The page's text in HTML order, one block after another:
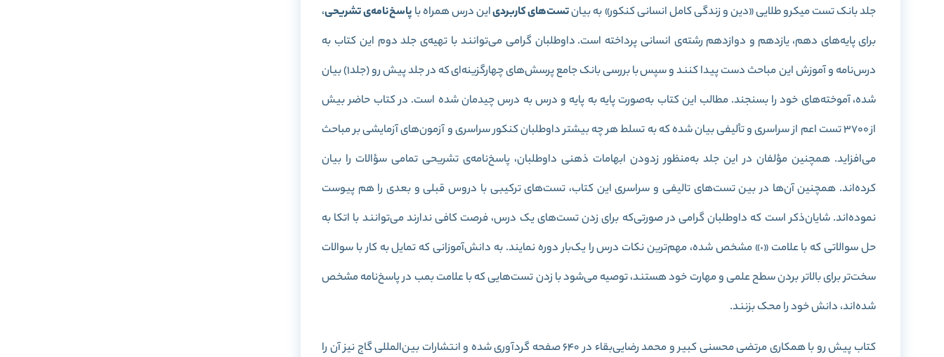
جلد بانک تست میکرو طلایی «دین و زندگی کامل انسانی کنکور» به بیانتست‌های کاربردیاین درس همراه با پاسخ‌نامه‌ی تشریحی،
برایپایه‌‌های دهم، یازدهم و دوازدهم رشته‌‌ی انسانی پرداخته است. داوطلبان گرامی می‌توانند با تهیه‌ی جلد دوم این کتاب به
درس‌نامه و آموزش این مباحث دست پیدا کنند و سپس با بررسی بانک جامع پرسش‌های چهارگزینه‌ای که در جلد پیش رو (جلد1) بیان
شده، آموخته‌های خود را بسنجند. مطالب این کتاب به‌صورت پایه به پایه و درس به درس چیدمان شده است. در کتاب حاضر بیش
از 3700 تست اعم از سراسری و تألیفی بیان شده که به تسلط هر چه بیشتر داوطلبان کنکور سراسری و آزمون‌های آزمایشی بر مباحث
می‌افزاید. همچنین مؤلفان در این جلد به‌منظور زدودن ابهامات ذهنی داوطلبان، پاسخ‌نامه‌ی تشریحی تمامی سؤالات را بیان
کرده‌اند. همچنین آن‌ها در بین تست‌های تالیفی و سراسری این کتاب، تست‌های ترکیبی با دروس قبلی و بعدی را هم پیوست
نموده‌اند. شایان‌ذکر است که داوطلبان گرامی در صورتی‌که برای زدن تست‌های یک درس، فرصت کافی ندارند می‌توانند با اتکا به
حل سوالاتی که با علامت «*» مشخص شده، مهم‌ترین نکات درس را یک‌بار دوره نمایند. به دانش‌آموزانی که تمایل به کار با سوالات
سخت‌تر برای بالاتر بردن سطح علمی و مهارت خود هستند، توصیه می‌شود با زدن تست‌هایی که با علامت بمب در پاسخ‌نامه‌ مشخص
شده‌اند، دانش خود را محک بزنند.
کتاب پیش رو با همکاری مرتضی محسنی‌ کبیر و محمد رضایی‌بقاء در 640 صفحه گردآوری شده و انتشارات بین‌المللی گاج نیز آن را